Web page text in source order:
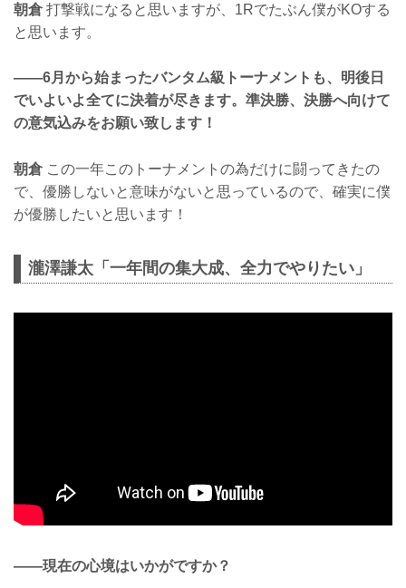
朝倉打撃戦になると思いますが、1Rでたぶん僕がKOする
と思います。
——6月から始まったバンタム級トーナメントも、明後日
でいよいよ全てに決着が尽きます。準決勝、決勝へ向けて
の意気込みをお願い致します！
朝倉この一年このトーナメントの為だけに闘ってきたの
で、優勝しないと意味がないと思っているので、確実に僕
が優勝したいと思います！
瀧澤謙太「一年間の集大成、全力でやりたい」
——現在の心境はいかがですか？